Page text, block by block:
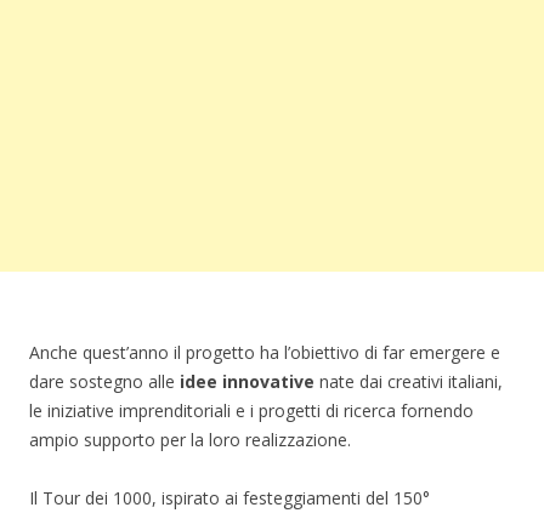
Anche quest’anno il progetto ha l’obiettivo di far emergere e
dare sostegno alle idee innovative nate dai creativi italiani,
le iniziative imprenditoriali e i progetti di ricerca fornendo
ampio supporto per la loro realizzazione.
Il Tour dei 1000, ispirato ai festeggiamenti del 150°